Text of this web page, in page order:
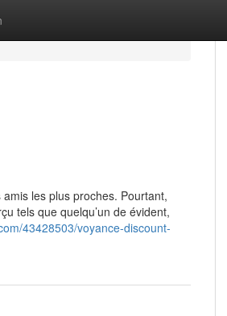
les plus proches. Pourtant,
tels que quelqu’un de évident,
43428503/voyance-discount-